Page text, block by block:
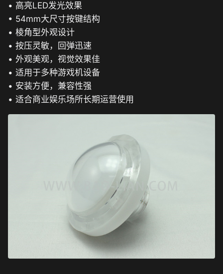
• 高亮LED发光效果
• 54mm大尺寸按键结构
• 棱角型外观设计
• 按压灵敏，回弹迅速
• 外观美观，视觉效果佳
• 适用于多种游戏机设备
• 安装方便，兼容性强
• 适合商业娱乐场所长期运营使用